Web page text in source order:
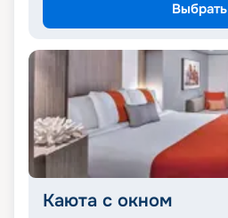
Выбрать
Каюта с окном